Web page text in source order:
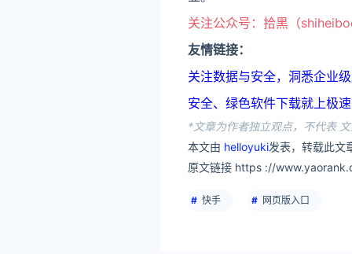
关注公众号：拾黑（
友情链接：
关注数据与安全，洞悉企业
安全、绿色软件下载就上极
*文章为作者独立观点，不代表
本文由 helloyuki发表，转载此文
原文链接 https ://
快手 网页版入口